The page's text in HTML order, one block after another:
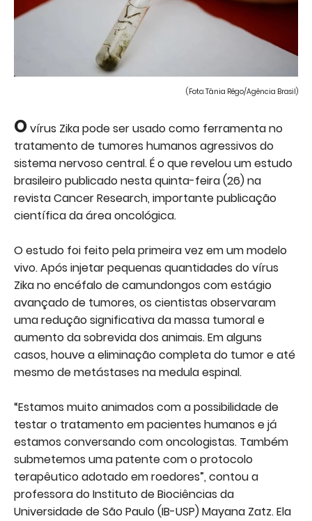
(Foto: Tânia Rêgo/Agência Brasil)
Ovírus Zika pode ser usado como ferramenta no
tratamento de tumores humanos agressivos do
sistema nervoso central. É o que revelou um estudo
brasileiro publicado nesta quinta-feira (26) na
revista Cancer Research, importante publicação
científica da área oncológica.
O estudo foi feito pela primeira vez em um modelo
vivo. Após injetar pequenas quantidades do vírus
Zika no encéfalo de camundongos com estágio
avançado de tumores, os cientistas observaram
uma redução significativa da massa tumoral e
aumento da sobrevida dos animais. Em alguns
casos, houve a eliminação completa do tumor e até
mesmo de metástases na medula espinal.
“Estamos muito animados com a possibilidade de
testar o tratamento em pacientes humanos e já
estamos conversando com oncologistas. Também
submetemos uma patente com o protocolo
terapêutico adotado em roedores”, contou a
professora do Instituto de Biociências da
Universidade de São Paulo (IB-USP) Mayana Zatz. Ela